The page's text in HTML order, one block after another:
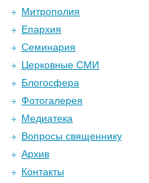
Митрополия
Епархия
Семинария
Церковные СМИ
Блогосфера
Фотогалерея
Медиатека
Вопросы священнику
Архив
Контакты